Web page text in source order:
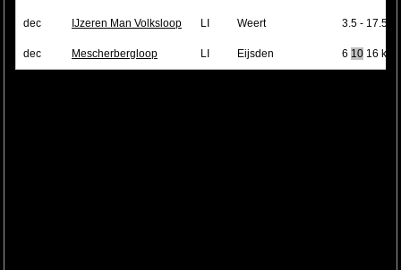
dec IJzeren Man Volksloop LI Weert 3.5 - 17.5
dec Mescherbergloop LI Eijsden 6 10 16 km